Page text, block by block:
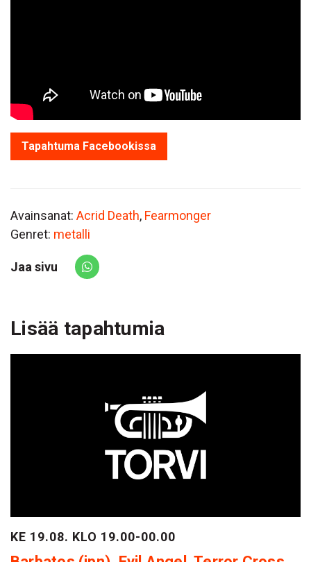
Tapahtuma Facebookissa
Avainsanat: Acrid Death, Fearmonger
Genret: metalli
Jaa sivu
Share via Whatsapp
Lisää tapahtumia
KE 19.08. KLO 19.00-00.00